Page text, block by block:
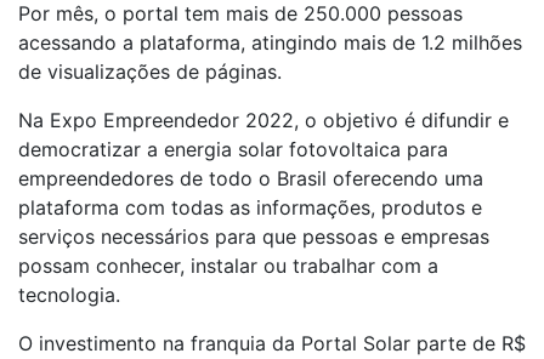
Por mês, o portal tem mais de 250.000 pessoas
acessando a plataforma, atingindo mais de 1.2 milhões
de visualizações de páginas.
Na Expo Empreendedor 2022, o objetivo é difundir e
democratizar a energia solar fotovoltaica para
empreendedores de todo o Brasil oferecendo uma
plataforma com todas as informações, produtos e
serviços necessários para que pessoas e empresas
possam conhecer, instalar ou trabalhar com a
tecnologia.
O investimento na franquia da Portal Solar parte de R$